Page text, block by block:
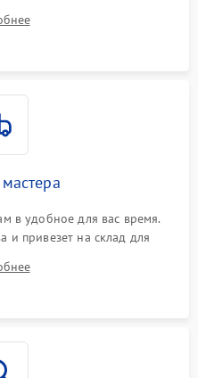
в удобное для вас время.
и привезет на склад для